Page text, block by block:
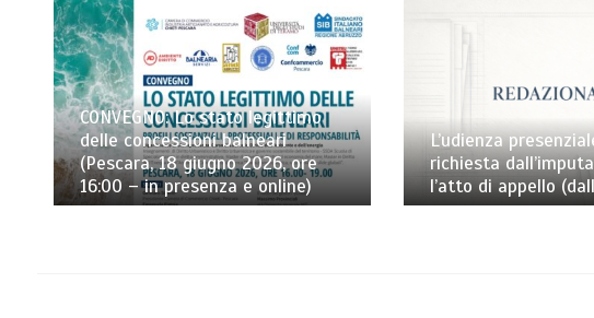
CONVEGNO: Lo stato legittimo
delle concessioni balneari
(Pescara, 18 giugno 2026, ore
16:00 – in presenza e online)
L’udienza
richiesta
l’atto di appello